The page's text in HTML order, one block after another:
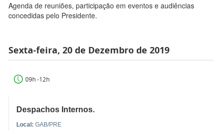
Agenda de reuniões, participação em eventos e audiências
concedidas pelo Presidente.
Sexta-feira, 20 de Dezembro de 2019
09h -12h
Despachos Internos.
Local: GAB/PRE